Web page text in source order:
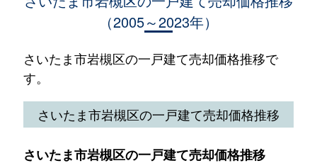
1,500万円
大字表慈恩寺
2,000万円 東岩槻
大字釣上新田
加倉
2,700万円 岩槻
徒
加倉
3,300万円 岩槻
（2005～2023年）
さいたま市岩槻区の一戸建て売却価格推移で
す。
さいたま市岩槻区の一戸建て売却価格推移
さいたま市岩槻区の一戸建て売却価格推移